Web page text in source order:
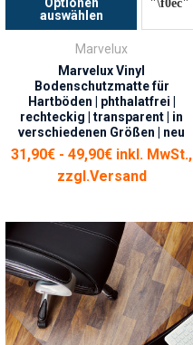
Optionen
auswählen
Marvelux
Marvelux Vinyl
Bodenschutzmatte für
Hartböden | phthalatfrei |
rechteckig | transparent | in
verschiedenen Größen | neu
31,90€ - 49,90€ inkl. MwSt.,
zzgl.Versand